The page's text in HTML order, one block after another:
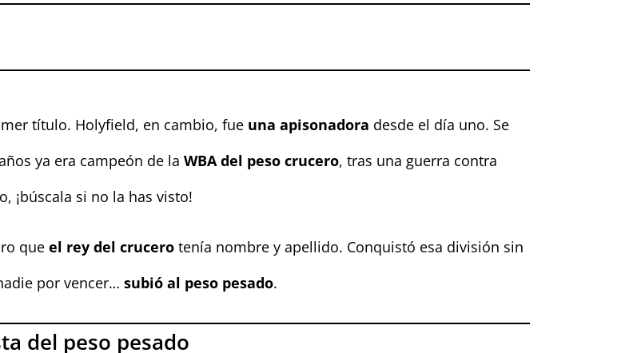
título. Holyfield, en cambio, fue una apisonadora desde el día uno. Se
ya era campeón de laWBA del peso crucero, tras una guerra contra
¡búscala si no la has visto!
queel rey del crucero tenía nombre y apellido. Conquistó esa división sin
por vencer…subió al peso pesado.
del peso pesado